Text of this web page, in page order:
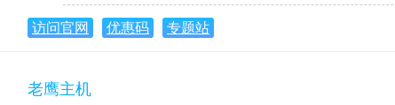
访问官网 优惠码 专题站
老鹰主机